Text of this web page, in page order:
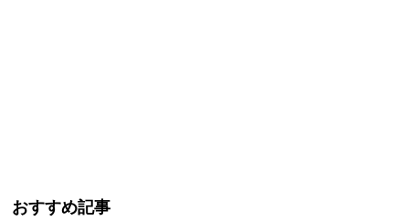
おすすめ記事